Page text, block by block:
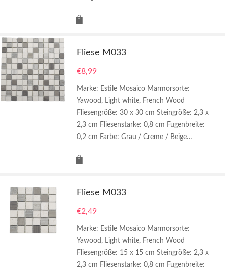
Fliese M033
€8,99
Marke: Estile Mosaico Marmorsorte:
Yawood, Light white, French Wood
Fliesengröße: 30 x 30 cm Steingröße: 2,3 x
2,3 cm Fliesenstarke: 0,8 cm Fugenbreite:
0,2 cm Farbe: Grau / Creme / Beige…
Fliese M033
€2,49
Marke: Estile Mosaico Marmorsorte:
Yawood, Light white, French Wood
Fliesengröße: 15 x 15 cm Steingröße: 2,3 x
2,3 cm Fliesenstarke: 0,8 cm Fugenbreite: